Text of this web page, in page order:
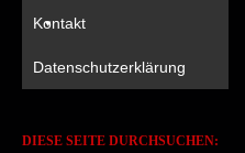
Kontakt
Datenschutzerklärung
DIESE SEITE DURCHSUCHEN: